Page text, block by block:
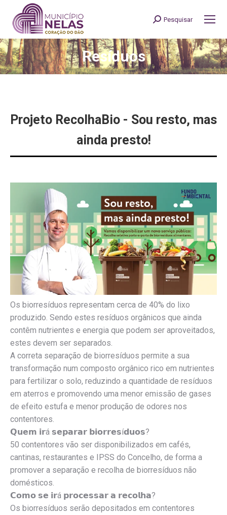
Search:
Pesquisar
Resíduos
You are here:
Projeto RecolhaBio - Sou resto, mas
ainda presto!
Os biorresíduos representam cerca de 40% do lixo
produzido. Sendo estes resíduos orgânicos que ainda
contêm nutrientes e energia que podem ser aproveitados,
estes devem ser separados.
A correta separação de biorresíduos permite a sua
transformação num composto orgânico rico em nutrientes
para fertilizar o solo, reduzindo a quantidade de resíduos
em aterros e promovendo uma menor emissão de gases
de efeito estufa e menor produção de odores nos
contentores.
𝗤𝘂𝗲𝗺 𝗶𝗿á 𝘀𝗲𝗽𝗮𝗿𝗮𝗿 𝗯𝗶𝗼𝗿𝗿𝗲𝘀í𝗱𝘂𝗼𝘀?
50 contentores vão ser disponibilizados em cafés,
cantinas, restaurantes e IPSS do Concelho, de forma a
promover a separação e recolha de biorresíduos não
domésticos.
𝗖𝗼𝗺𝗼 𝘀𝗲 𝗶𝗿á 𝗽𝗿𝗼𝗰𝗲𝘀𝘀𝗮𝗿 𝗮 𝗿𝗲𝗰𝗼𝗹𝗵𝗮?
Os biorresíduos serão depositados em contentores